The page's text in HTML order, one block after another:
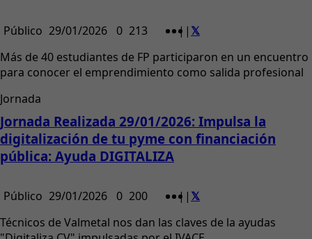
Público 29/01/2026 0 213 | |
Más de 40 estudiantes de FP participaron en un encuentro
para conocer el emprendimiento como salida profesional
Jornada
Jornada Realizada 29/01/2026: Impulsa la
digitalización de tu pyme con financiación
pública: Ayuda DIGITALIZA
Público 29/01/2026 0 200 | |
Técnicos de Valmetal nos dan las claves de la ayudas